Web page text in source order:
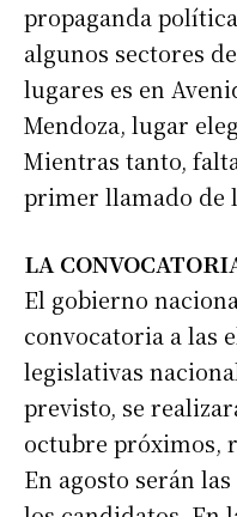
propaganda
algunos sectores
lugares es en
Mendoza, lugar
Mientras tanto,
primer llamado de
LA
El gobierno
convocatoria a las
legislativas
previsto, se
octubre próximos,
En agosto serán